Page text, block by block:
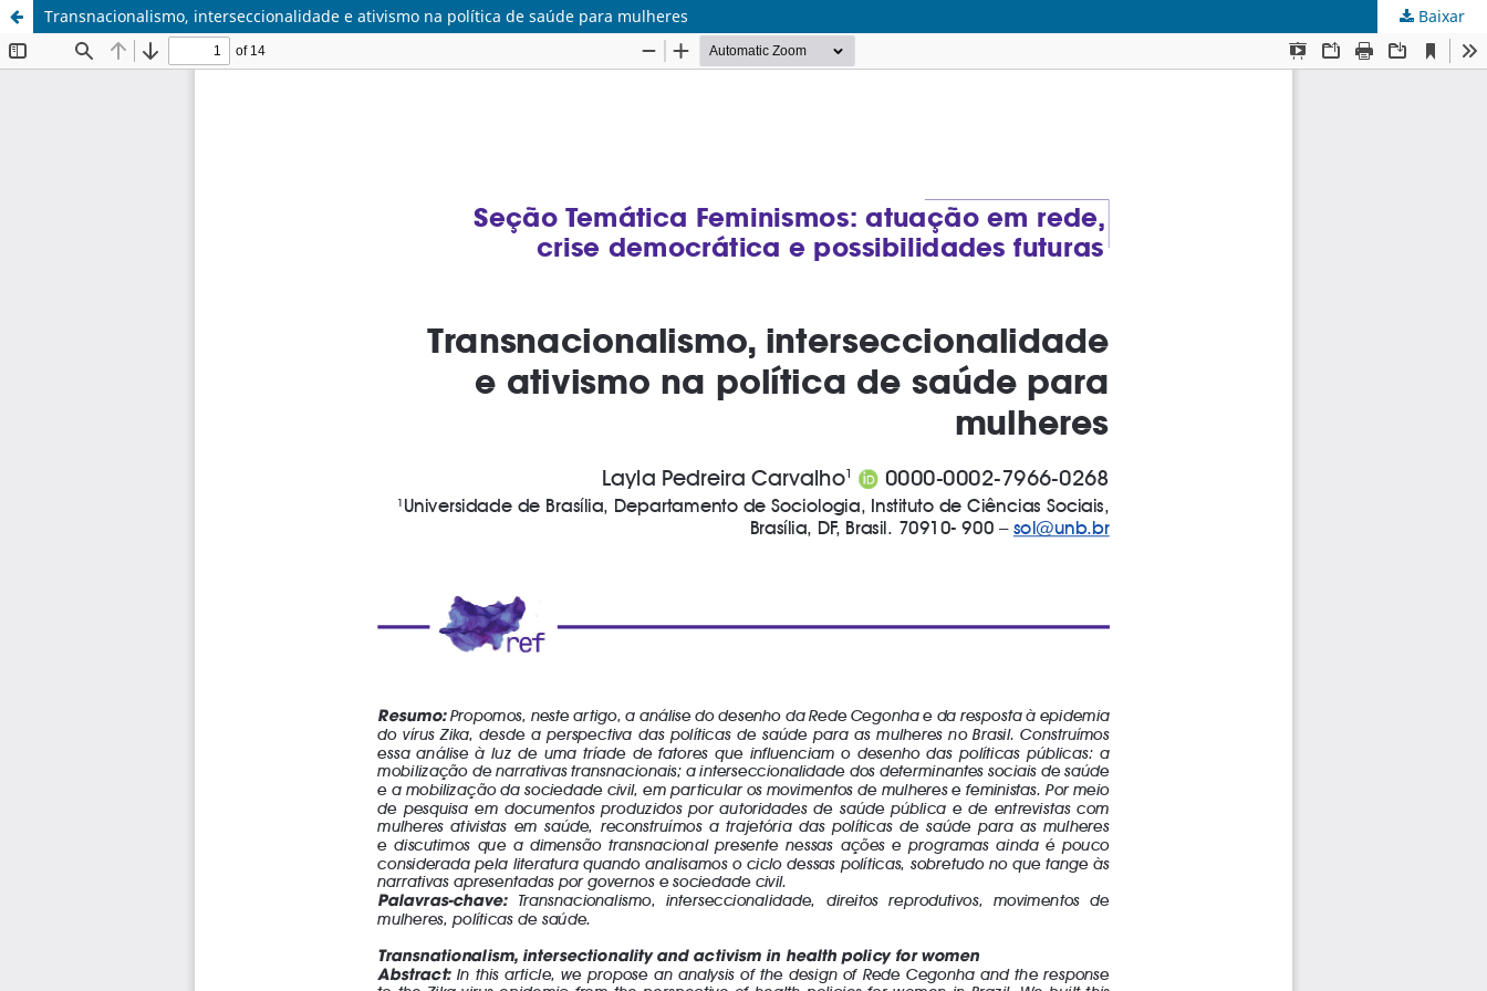
Transnacionalismo, interseccionalidade e ativismo na política de saúde para mulheres Baixar